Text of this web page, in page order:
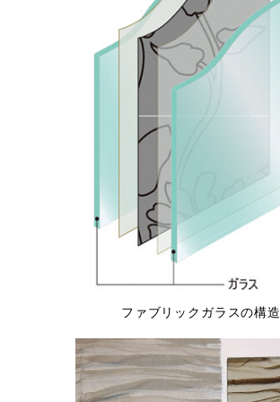
ファブリックガラスの構造